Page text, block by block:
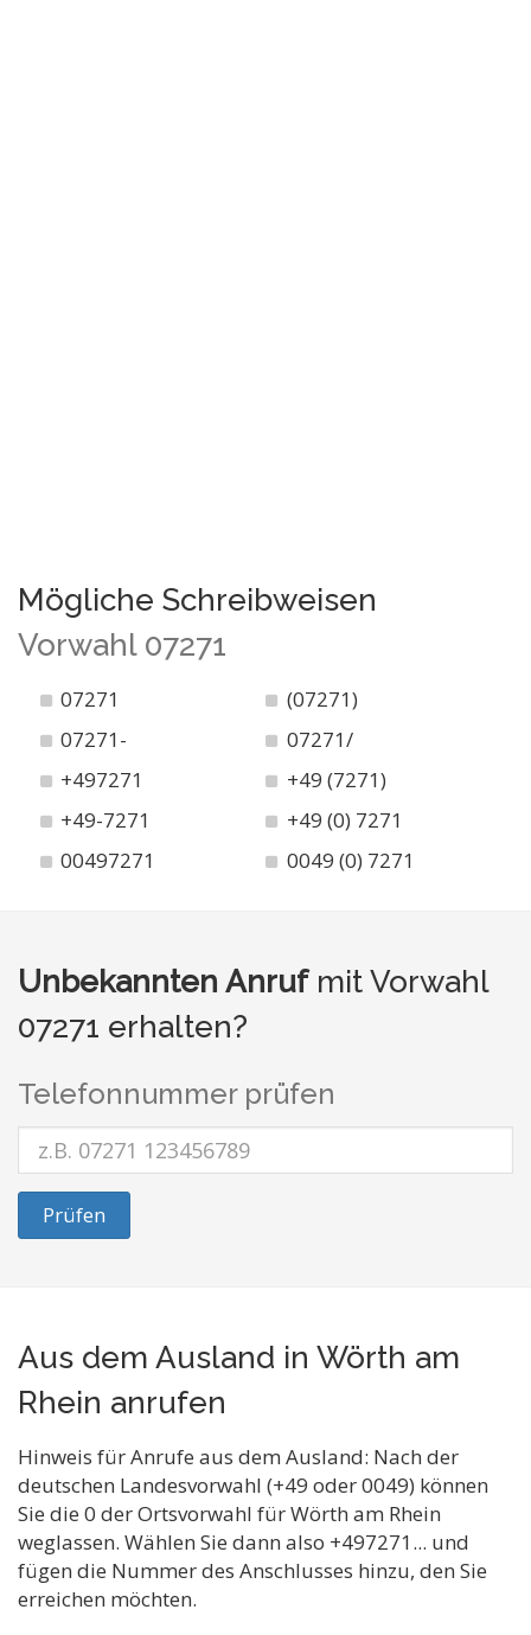
Mögliche Schreibweisen
Vorwahl 07271
07271
(07271)
07271-
07271/
+497271
+49 (7271)
+49-7271
+49 (0) 7271
00497271
0049 (0) 7271
Unbekannten Anrufmit Vorwahl
07271 erhalten?
Telefonnummer prüfen
Prüfen
Aus dem Ausland in Wörth am
Rhein anrufen
Hinweis für Anrufe aus dem Ausland: Nach der
deutschen Landesvorwahl (+49 oder 0049) können
Sie die 0 der Ortsvorwahl für Wörth am Rhein
weglassen. Wählen Sie dann also +497271... und
fügen die Nummer des Anschlusses hinzu, den Sie
erreichen möchten.